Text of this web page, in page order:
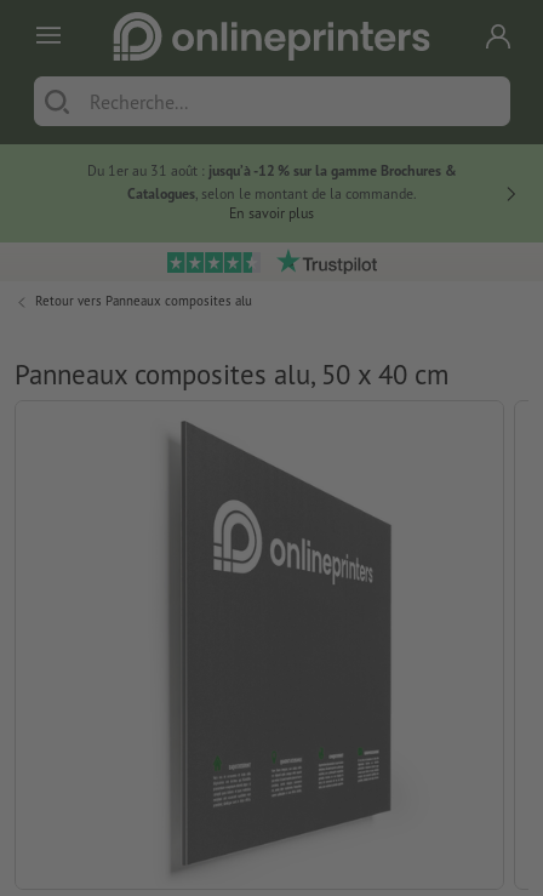
Du 1er au 31 août : jusqu’à -12 % sur la gamme Brochures &
Catalogues, selon le montant de la commande.
En savoir plus
Retour vers Panneaux composites alu
Panneaux composites alu, 50 x 40 cm